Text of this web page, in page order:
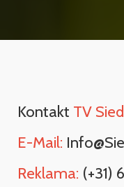
Kontakt TV
E-Mail:
Reklama: (+31)